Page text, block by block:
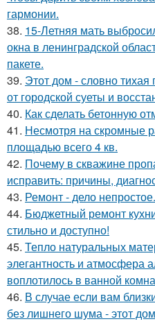
гармонии.
38. 15-Летняя мать
окна в ленинградской
пакете.
39. Этот дом - словно тихая
от городской суеты и
40. Как сделать бетонную
41. Несмотря на скромные
площадью всего 4 кв.
42. Почему в скважине
исправить: причины,
43. Ремонт - дело непростое.
44. Бюджетный ремонт
стильно и доступно!
45. Тепло натуральных
элегантность и атмосфера
воплотилось в ванной
46. В случае если вам
без лишнего шума - этот